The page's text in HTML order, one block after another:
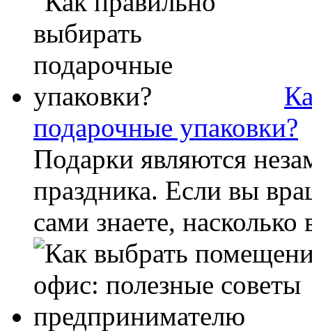
подарочные упаковки?
Подарки являются
праздника. Если вы
сами знаете,